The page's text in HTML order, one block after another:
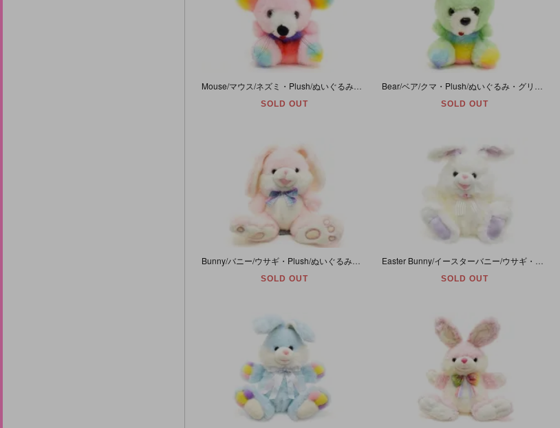
Mouse/マウス/ネズミ・Plush/ぬいぐるみ・ピンク×レインボー・(耳除く)高さ約12cm
SOLD OUT SOLD OUT
Bunny/バニー/ウサギ・Plush/ぬいぐるみ・パステルピンク×ホワイト・高さ約20cm・Easter/イースター
SOLD OUT SOLD OUT